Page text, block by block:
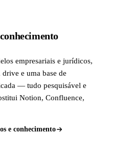
empresariais e jurídicos,
e uma base de
— tudo pesquisável e
Notion, Confluence,
e conhecimento